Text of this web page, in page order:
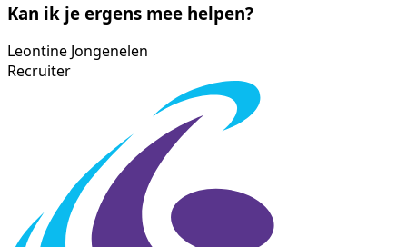
Kan ik je ergens mee helpen?
Leontine Jongenelen
Recruiter